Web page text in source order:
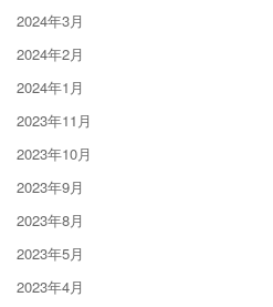
2024年3月
2024年2月
2024年1月
2023年11月
2023年10月
2023年9月
2023年8月
2023年5月
2023年4月